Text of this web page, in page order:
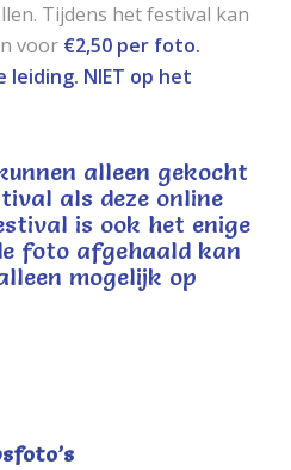
Tijdens het festival kan
voor €2,50 per foto.
leiding. NIET op het
alleen gekocht
als deze online
is ook het enige
foto afgehaald kan
mogelijk op